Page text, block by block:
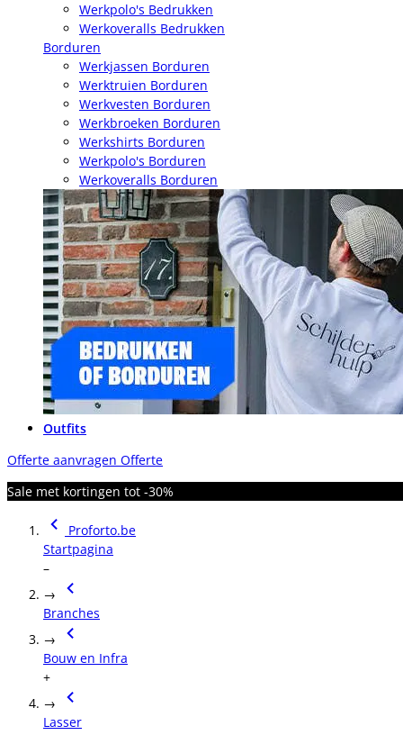
Werkpolo's Bedrukken
Werkoveralls Bedrukken
Borduren
Werkjassen Borduren
Werktruien Borduren
Werkvesten Borduren
Werkbroeken Borduren
Werkshirts Borduren
Werkpolo's Borduren
Werkoveralls Borduren
Outfits
Offerte aanvragen Offerte
Sale met kortingen tot -30%
Proforto.be
Startpagina
–
→
Branches
→
Bouw en Infra
+
→
Lasser